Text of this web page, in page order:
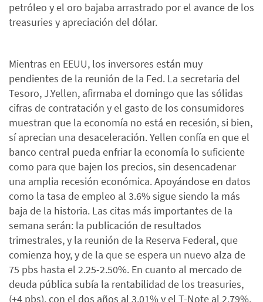
petróleo y el oro bajaba arrastrado por el avance de los
treasuries y apreciación del dólar.
Mientras en EEUU, los inversores están muy
pendientes de la reunión de la Fed. La secretaria del
Tesoro, J.Yellen, afirmaba el domingo que las sólidas
cifras de contratación y el gasto de los consumidores
muestran que la economía no está en recesión, si bien,
sí aprecian una desaceleración. Yellen confía en que el
banco central pueda enfriar la economía lo suficiente
como para que bajen los precios, sin desencadenar
una amplia recesión económica. Apoyándose en datos
como la tasa de empleo al 3.6% sigue siendo la más
baja de la historia. Las citas más importantes de la
semana serán: la publicación de resultados
trimestrales, y la reunión de la Reserva Federal, que
comienza hoy, y de la que se espera un nuevo alza de
75 pbs hasta el 2.25-2.50%. En cuanto al mercado de
deuda pública subía la rentabilidad de los treasuries,
(+4 pbs), con el dos años al 3,01% y el T-Note al 2.79%,